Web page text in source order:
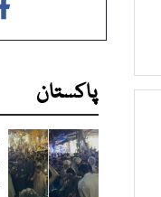
پاکستان